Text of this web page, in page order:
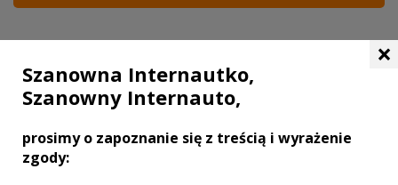
×
Szanowna Internautko,
Szanowny Internauto,
prosimy o zapoznanie się z treścią i wyrażenie
zgody: